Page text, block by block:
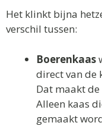
Het klinkt bijna
verschil tussen:
Boerenkaas
direct van de
Dat maakt
Alleen kaas
gemaakt